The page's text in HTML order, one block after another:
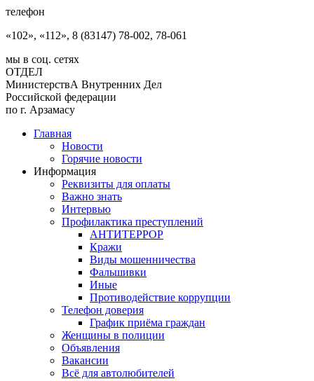
телефон
«102», «112», 8 (83147) 78-002, 78-061
мы в соц. сетях
ОТДЕЛ
МинистерствА Внутренних Дел
Российской федерации
по г. Арзамасу
Главная
Новости
Горячие новости
Информация
Реквизиты для оплаты
Важно знать
Интервью
Профилактика преступлений
АНТИТЕРРОР
Кражи
Виды мошенничества
Фальшивки
Иные
Противодействие коррупции
Телефон доверия
График приёма граждан
Женщины в полиции
Объявления
Вакансии
Всё для автолюбителей